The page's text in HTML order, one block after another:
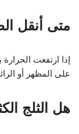
متى أنقل
إذا ارتفعت الحرارة
على المظهر أو
هل الثلج